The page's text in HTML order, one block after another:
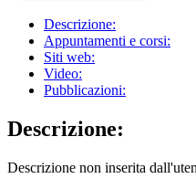
Descrizione:
Appuntamenti e corsi:
Siti web:
Video:
Pubblicazioni:
Descrizione:
Descrizione non inserita